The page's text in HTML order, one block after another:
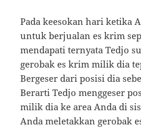
Pada keesokan hari ketika
untuk berjualan es krim
mendapati ternyata Tedjo
gerobak es krim milik dia
Bergeser dari posisi dia
Berarti Tedjo menggeser
milik dia ke area Anda di
Anda meletakkan gerobak